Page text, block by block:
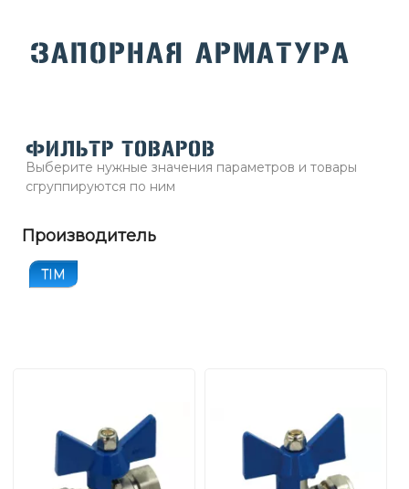
ЗАПОРНАЯ АРМАТУРА
ФИЛЬТР ТОВАРОВ
Выберите нужные значения параметров и товары
сгруппируются по ним
Производитель
TIM